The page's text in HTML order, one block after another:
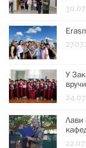
У
Лави